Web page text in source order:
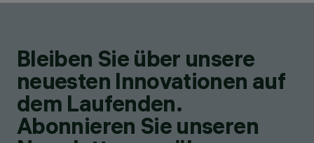
Bleiben Sie über unsere
neuesten Innovationen auf
dem Laufenden.
Abonnieren Sie unseren